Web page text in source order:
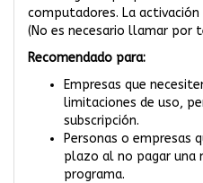
computadores. La
(No es necesario llamar por
Recomendado para:
Empresas que
limitaciones de uso,
subscripción.
Personas o empresas
plazo al no pagar una
programa.